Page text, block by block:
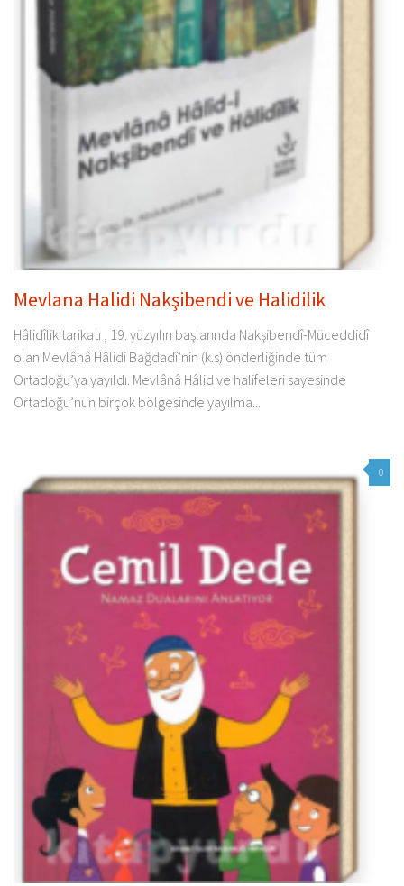
Mevlana Halidi Nakşibendi ve Halidilik
Hâlidîlik tarikatı , 19. yüzyılın başlarında Nakşibendî-Müceddidî
olan Mevlânâ Hâlidi Bağdadî’nin (k.s) önderliğinde tüm
Ortadoğu’ya yayıldı. Mevlânâ Hâlid ve halifeleri sayesinde
Ortadoğu’nun birçok bölgesinde yayılma...
0